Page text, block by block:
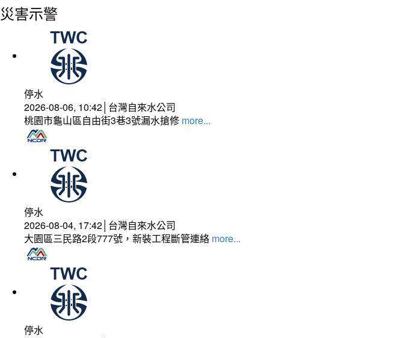
災害示警
停水
2026-08-06, 10:42│台灣自來水公司
桃園市龜山區自由街3巷3號漏水搶修 more...
停水
2026-08-04, 17:42│台灣自來水公司
大園區三民路2段777號，新裝工程斷管連絡 more...
停水